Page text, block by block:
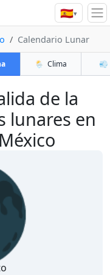
🇪🇸▾
Calendario Lunar
🌦️ Clima 💨
de la
lunares en